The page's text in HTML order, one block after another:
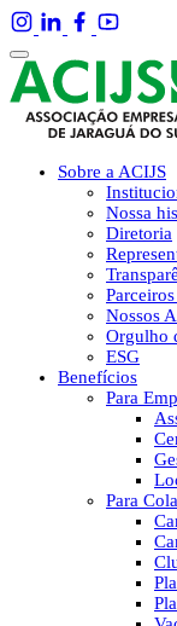
Sobre a ACIJS
Nossa
Diretoria
Nossos
Orgulho
ESG
Benefícios
Para
Para